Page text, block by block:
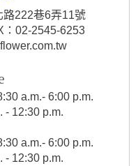
路222巷6弄11號
：02-2545-6253
a.m.- 6:00 p.m.
- 12:30 p.m.
a.m.- 6:00 p.m.
- 12:30 p.m.